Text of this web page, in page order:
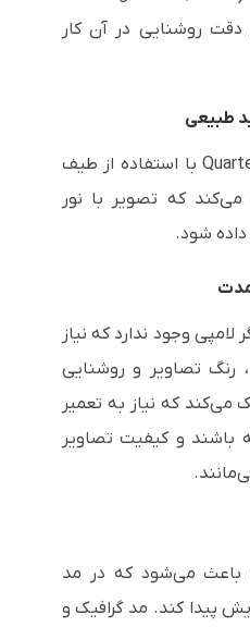
دقت روشنایی در آن کار
طبیعی
با استفاده از طیف
که تصویر با نور
شود.
لامپی وجود ندارد که نیاز
رنگ تصاویر و روشنایی
که نیاز به تعمیر
باشند و کیفیت تصاویر
باعث می‌شود که در مد
پیدا کند. مد گرافیک و